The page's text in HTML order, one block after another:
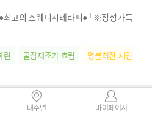
최고의 스웨디시테라피●┘※정성가득
린 꿀잠제조기 효림 명불허전 서진
내주변 마이페이지